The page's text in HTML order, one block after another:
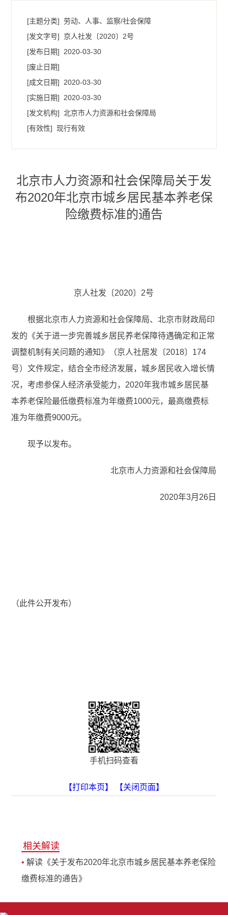
[主题分类] 劳动、人事、监察/社会保障
[发文字号]
京人社发〔2020〕2号
[发布日期]
2020-03-30
[废止日期]
[成文日期]
2020-03-30
[实施日期]
2020-03-30
[发文机构]
北京市人力资源和社会保障局
[有效性] 现行有效
北京市人力资源和社会保障局关于发
布2020年北京市城乡居民基本养老保
险缴费标准的通告
京人社发〔2020〕 2号
根据北京市人力资源和社会保障局、北京市财政局印
发的《关于进一步完善城乡居民养老保障待遇确定和正常
调整机制有关问题的通知》（京人社居发 〔2018〕174
号）文件规定，结合全市经济发展，城乡居民收入增长情
况，考虑参保人经济承受能力， 2020年我市城乡居民基
本养老保险最低缴费标准为年缴费1000元，最高缴费标
准为年缴费9000元。
现予以发布。
北京市人力资源和社会保障局
2020年3月26日
（此件公开发布）
手机扫码查看
【打印本页】 【关闭页面】
相关解读
•解读《关于发布2020年北京市城乡居民基本养老保险
缴费标准的通告》